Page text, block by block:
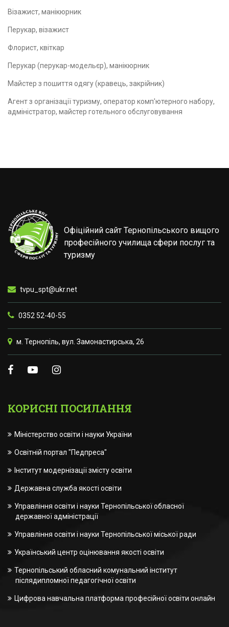
Візажист, манікюрник
Перукар, візажист
Флорист, квіткар
Перукар (перукар-модельєр), манікюрник
Майстер з пошиття одягу (кравець, закрійник)
Агент з організації туризму, оператор комп'ютерного набору,
адміністратор, майстер готельного обслуговування
Офіційний сайт Тернопільського вищого
професійного училища сфери послуг та
туризму
tvpu_spt@ukr.net
0352 52-40-55
м. Тернопіль, вул. Замонастирська, 26
КОРИСНІ ПОСИЛАННЯ
Міністерство освіти і науки України
Освітній портал "Педпреса"
Інститут модернізації змісту освіти
Державна служба якості освіти
Управління освіти і науки Тернопільської обласної
державної адміністрації
Управління освіти і науки Тернопільської міської ради
Український центр оцінювання якості освіти
Тернопільський обласний комунальний інститут
післядипломної педагогічної освіти
Цифрова навчальна платформа професійної освіти онлайн